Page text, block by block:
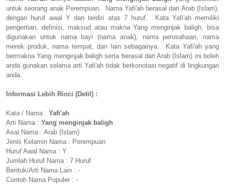
untuk seorang anak Perempuan. Nama Yafi'ah berasal dari Arab (Islam),
dengan huruf awal Y dan terdiri atas 7 huruf. Kata Yafi'ah memiliki
pengertian, definisi, maksud atau makna Yang menginjak baligh, bisa
digunakan untuk nama bayi (nama anak), nama perusahaan, nama
merek produk, nama tempat, dan lain sebagainya. Kata Yafi'ah yang
bermakna Yang menginjak baligh serta berasal dari Arab (Islam) ini boleh
anda gunakan selama arti Yafi'ah tidak berkonotasi negatif di lingkungan
anda.
Informasi Lebih Rinci (Detil) :
Kata / Nama : Yafi'ah
Arti Nama : Yang menginjak baligh
Asal Nama : Arab (Islam)
Jenis Kelamin Nama : Perempuan
Huruf Awal Nama : Y
Jumlah Huruf Nama : 7 Huruf
Bentuk/Arti Nama Lain : -
Contoh Nama Populer : -